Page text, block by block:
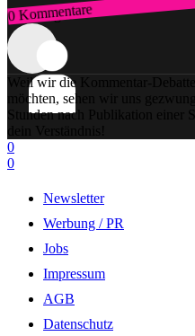
0 Kommentare
Zum Login
Weil wir die Kommentar-
möchten, sehen wir uns
Stunden nach Publikation einer
dein Verständnis!
0
0
Newsletter
Werbung / PR
Jobs
Impressum
AGB
Datenschutz